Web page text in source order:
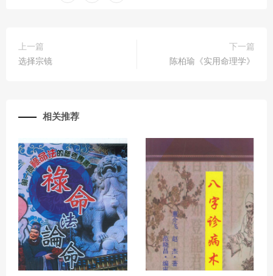
上一篇
选择宗镜
下一篇
陈柏瑜《实用命理学》
相关推荐